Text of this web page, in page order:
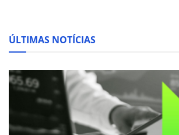
ÚLTIMAS NOTÍCIAS